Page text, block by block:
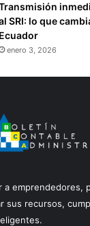
SRI: lo que
Ecuador
enero 3, 2026
a emprendedores,
sus recursos,